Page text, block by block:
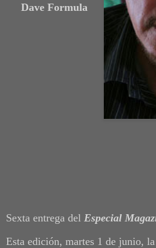
Dave Formula
Sexta entrega del Especial
Esta edición, martes 1 de junio,